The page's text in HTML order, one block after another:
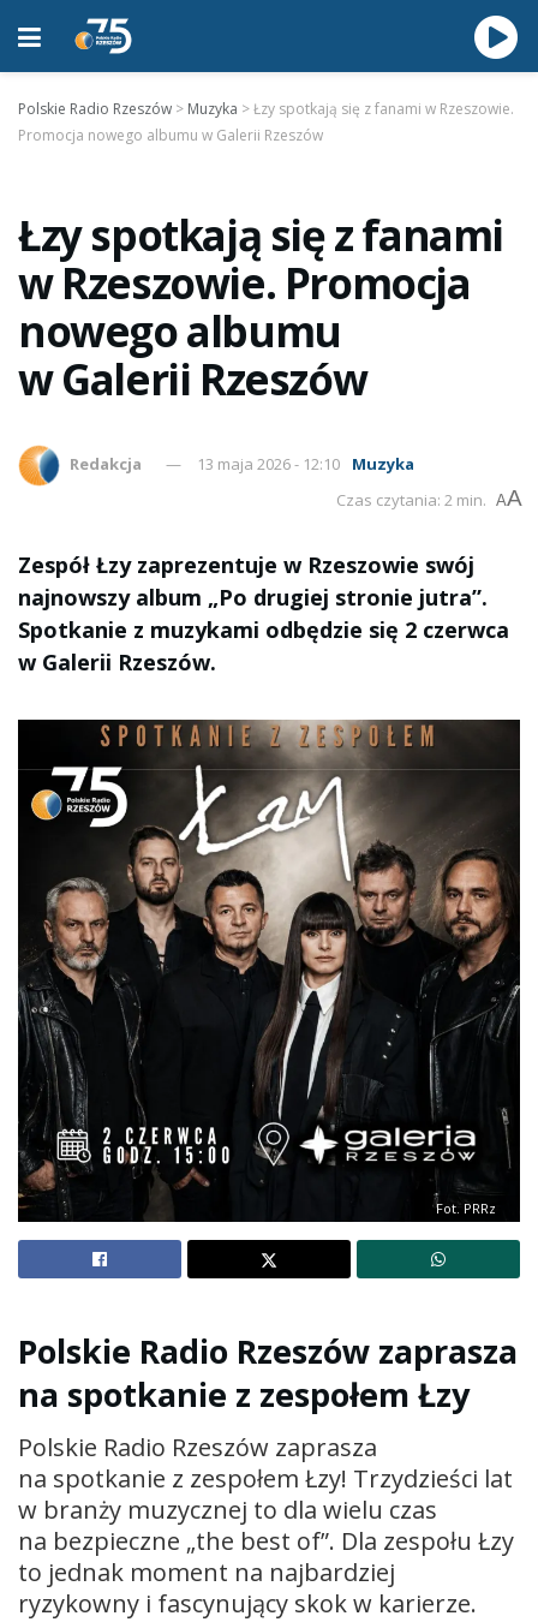
Polskie Radio Rzeszów > Muzyka >Łzy spotkają się z fanami w Rzeszowie.
Promocja nowego albumu w Galerii Rzeszów
Łzy spotkają się z fanami
w Rzeszowie. Promocja
nowego albumu
w Galerii Rzeszów
Redakcja 13 maja 2026 - 12:10
Muzyka
Czas czytania: 2 min. AA
Zespół Łzy zaprezentuje w Rzeszowie swój
najnowszy album „Po drugiej stronie jutra”.
Spotkanie z muzykami odbędzie się 2 czerwca
w Galerii Rzeszów.
Fot. PRRz
Polskie Radio Rzeszów zaprasza
na spotkanie z zespołem Łzy
Polskie Radio Rzeszów zaprasza
na spotkanie z zespołem Łzy! Trzydzieści lat
w branży muzycznej to dla wielu czas
na bezpieczne „the best of”. Dla zespołu Łzy
to jednak moment na najbardziej
ryzykowny i fascynujący skok w karierze.